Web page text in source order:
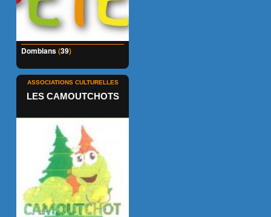
Domblans(39)
ASSOCIATIONS CULTURELLES
LES CAMOUTCHOTS